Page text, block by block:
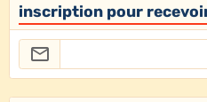
inscription pour